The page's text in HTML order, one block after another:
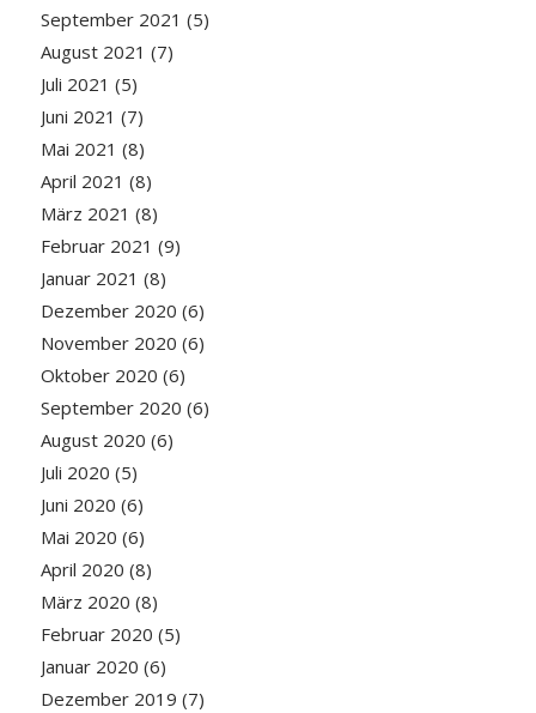
September 2021 (5)
August 2021 (7)
Juli 2021 (5)
Juni 2021 (7)
Mai 2021 (8)
April 2021 (8)
März 2021 (8)
Februar 2021 (9)
Januar 2021 (8)
Dezember 2020 (6)
November 2020 (6)
Oktober 2020 (6)
September 2020 (6)
August 2020 (6)
Juli 2020 (5)
Juni 2020 (6)
Mai 2020 (6)
April 2020 (8)
März 2020 (8)
Februar 2020 (5)
Januar 2020 (6)
Dezember 2019 (7)